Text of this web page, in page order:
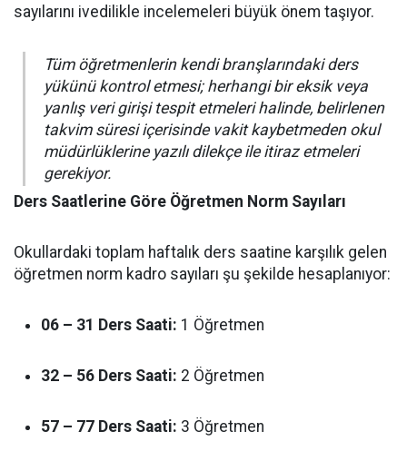
sayılarını ivedilikle incelemeleri büyük önem taşıyor.
Tüm öğretmenlerin kendi branşlarındaki ders
yükünü kontrol etmesi; herhangi bir eksik veya
yanlış veri girişi tespit etmeleri halinde, belirlenen
takvim süresi içerisinde vakit kaybetmeden okul
müdürlüklerine yazılı dilekçe ile itiraz etmeleri
gerekiyor.
Ders Saatlerine Göre Öğretmen Norm Sayıları
Okullardaki toplam haftalık ders saatine karşılık gelen
öğretmen norm kadro sayıları şu şekilde hesaplanıyor:
06 – 31 Ders Saati: 1 Öğretmen
32 – 56 Ders Saati: 2 Öğretmen
57 – 77 Ders Saati: 3 Öğretmen